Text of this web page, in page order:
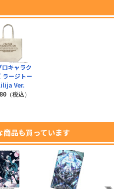
ロキャラク
ラージトー
Ver.
（税込）
商品も買っています